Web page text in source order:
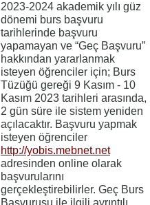
2023-2024 akademik yılı güz
dönemi burs başvuru
tarihlerinde başvuru
yapamayan ve “Geç Başvuru”
hakkından yararlanmak
isteyen öğrenciler için; Burs
Tüzüğü gereği 9 Kasım - 10
Kasım 2023 tarihleri arasında,
2 gün süre ile sistem yeniden
açılacaktır. Başvuru yapmak
isteyen öğrenciler
http://yobis.mebnet.net
adresinden online olarak
başvurularını
gerçekleştirebilirler. Geç Burs